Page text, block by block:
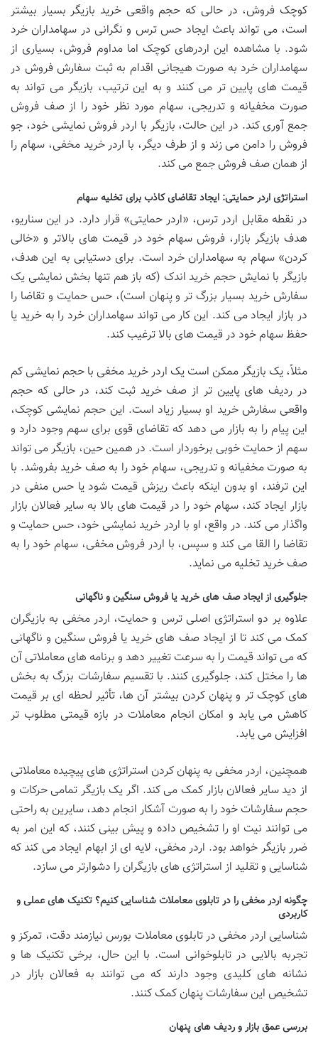
کوچک فروش، در حالی که حجم واقعی خرید بازیگر بسیار بیشتر
است، می تواند باعث ایجاد حس ترس و نگرانی در سهامداران خرد
شود. با مشاهده این اردرهای کوچک اما مداوم فروش، بسیاری از
سهامداران خرد به صورت هیجانی اقدام به ثبت سفارش فروش در
قیمت های پایین تر می کنند و به این ترتیب، بازیگر می تواند به
صورت مخفیانه و تدریجی، سهام مورد نظر خود را از صف فروش
جمع آوری کند. در این حالت، بازیگر با اردر فروش نمایشی خود، جو
فروش را دامن می زند و از طرف دیگر، با اردر خرید مخفی، سهام را
از همان صف فروش جمع می کند.
استراتژی اردر حمایتی: ایجاد تقاضای کاذب برای تخلیه سهام
در نقطه مقابل اردر ترس، «اردر حمایتی» قرار دارد. در این سناریو،
هدف بازیگر بازار، فروش سهام خود در قیمت های بالاتر و «خالی
کردن» سهام به سهامداران خرد است. برای دستیابی به این هدف،
بازیگر با نمایش حجم خرید اندک (که باز هم تنها بخش نمایشی یک
سفارش خرید بسیار بزرگ تر و پنهان است)، حس حمایت و تقاضا را
در بازار ایجاد می کند. این کار می تواند سهامداران خرد را به خرید یا
حفظ سهام خود در قیمت های بالا ترغیب کند.
مثلاً، یک بازیگر ممکن است یک اردر خرید مخفی با حجم نمایشی کم
در ردیف های پایین تر از صف خرید ثبت کند، در حالی که حجم
واقعی سفارش خرید او بسیار زیاد است. این حجم نمایشی کوچک،
این پیام را به بازار می دهد که تقاضای قوی برای سهم وجود دارد و
سهم از حمایت خوبی برخوردار است. در همین حین، بازیگر می تواند
به صورت مخفیانه و تدریجی، سهام خود را به صف خرید بفروشد. با
این ترفند، او بدون اینکه باعث ریزش قیمت شود یا حس منفی در
بازار ایجاد کند، سهام خود را در قیمت های بالا به سایر فعالان بازار
واگذار می کند. در واقع، او با اردر خرید نمایشی خود، حس حمایت و
تقاضا را القا می کند و سپس، با اردر فروش مخفی، سهام خود را به
صف خرید تخلیه می نماید.
جلوگیری از ایجاد صف های خرید یا فروش سنگین و ناگهانی
علاوه بر دو استراتژی اصلی ترس و حمایت، اردر مخفی به بازیگران
کمک می کند تا از ایجاد صف های خرید یا فروش سنگین و ناگهانی
که می تواند قیمت را به سرعت تغییر دهد و برنامه های معاملاتی آن
ها را مختل کند، جلوگیری کنند. با تقسیم سفارشات بزرگ به بخش
های کوچک تر و پنهان کردن بیشتر آن ها، تأثیر لحظه ای بر قیمت
کاهش می یابد و امکان انجام معاملات در بازه قیمتی مطلوب تر
افزایش می یابد.
همچنین، اردر مخفی به پنهان کردن استراتژی های پیچیده معاملاتی
از دید سایر فعالان بازار کمک می کند. اگر یک بازیگر تمامی حرکات و
حجم سفارشات خود را به صورت آشکار انجام دهد، سایرین به راحتی
می توانند نیت او را تشخیص داده و پیش بینی کنند، که این امر به
ضرر بازیگر خواهد بود. اردر مخفی، لایه ای از ابهام ایجاد می کند که
شناسایی و تقلید از استراتژی های بازیگران را دشوارتر می سازد.
چگونه اردر مخفی را در تابلوی معاملات شناسایی کنیم؟ تکنیک های عملی و
کاربردی
شناسایی اردر مخفی در تابلوی معاملات بورس نیازمند دقت، تمرکز و
تجربه بالایی در تابلوخوانی است. با این حال، برخی تکنیک ها و
نشانه های کلیدی وجود دارند که می توانند به فعالان بازار در
تشخیص این سفارشات پنهان کمک کنند.
بررسی عمق بازار و ردیف های پنهان